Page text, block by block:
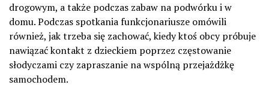
drogowym, a także podczas zabaw na podwórku i w
domu. Podczas spotkania funkcjonariusze omówili
również, jak trzeba się zachować, kiedy ktoś obcy próbuje
nawiązać kontakt z dzieckiem poprzez częstowanie
słodyczami czy zapraszanie na wspólną przejażdżkę
samochodem.